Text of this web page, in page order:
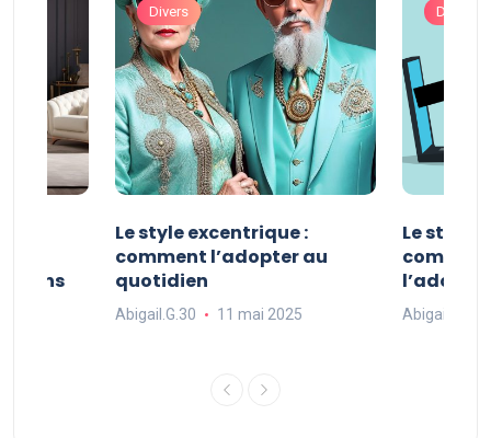
dans
Divers
Le style excentrique :
comment l’adopter au
quotidien
Abigail.G.30 11 mai 2025
Divers
Le style
Abigail.G.30